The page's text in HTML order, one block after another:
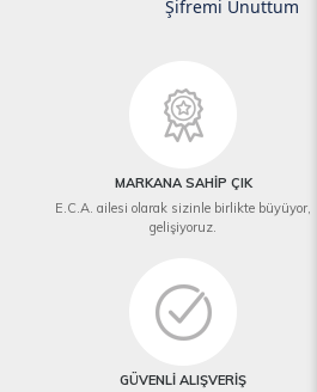
Şifremi Unuttum
MARKANA SAHİP ÇIK
E.C.A. ailesi olarak sizinle birlikte büyüyor,
gelişiyoruz.
GÜVENLİ ALIŞVERİŞ